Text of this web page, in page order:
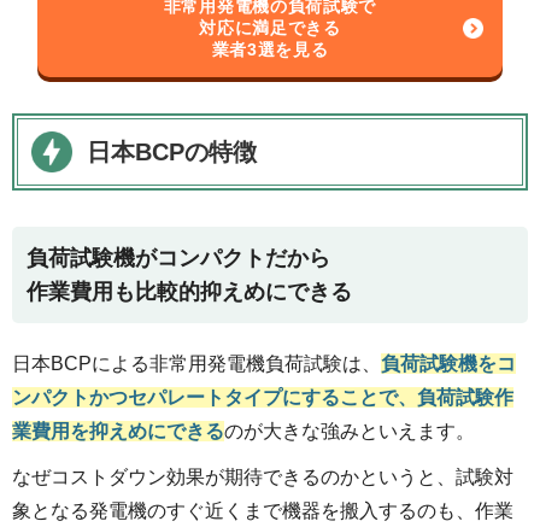
非常用発電機の負荷試験で
対応に満足できる
業者3選を見る
日本BCPの特徴
負荷試験機がコンパクトだから
作業費用も比較的抑えめにできる
日本BCPによる非常用発電機負荷試験は、 負荷試験機をコ
ンパクトかつセパレートタイプにすることで、負荷試験作
業費用を抑えめにできるのが大きな強みといえます。
なぜコストダウン効果が期待できるのかというと、試験対
象となる発電機のすぐ近くまで機器を搬入するのも、作業